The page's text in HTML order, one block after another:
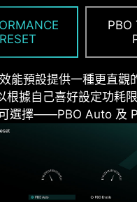
PBO
能預設提供一種更直觀
根據自己喜好設定功耗
選擇——PBO Auto 及
pages for more